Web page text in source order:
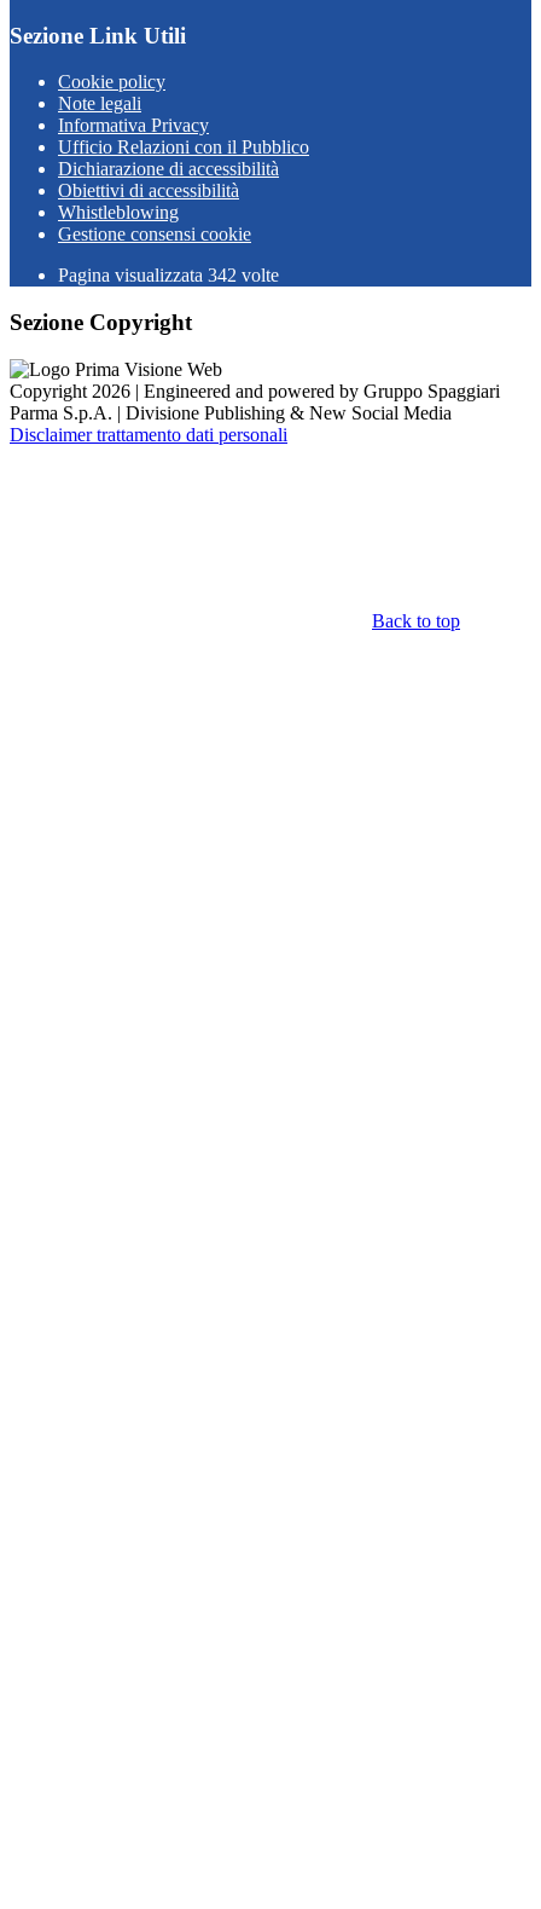
Sezione Link Utili
Cookie policy
Note legali
Informativa Privacy
Ufficio Relazioni con il Pubblico
Dichiarazione di accessibilità
Obiettivi di accessibilità
Whistleblowing
Gestione consensi cookie
Pagina visualizzata 342 volte
Sezione Copyright
Copyright 2026 | Engineered and powered by Gruppo Spaggiari
Parma S.p.A. | Divisione Publishing & New Social Media
Disclaimer trattamento dati personali
Back to top